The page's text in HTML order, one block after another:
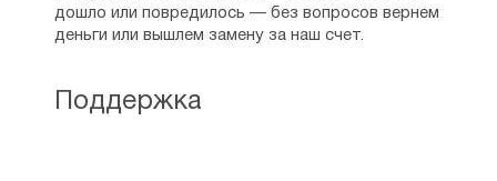
Поддержка
дошло или повредилось — без вопросов вернем
деньги или вышлем замену за наш счет.